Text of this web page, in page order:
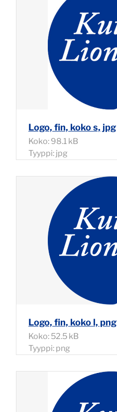
Logo, fin, koko s, jpg
Koko: 98.1 kB
Tyyppi: jpg
Logo, fin, koko l, png
Koko: 52.5 kB
Tyyppi: png